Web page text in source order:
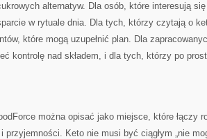
alternatyw. Dla osób, które interesują
w rytuale dnia. Dla tych, którzy czytają o
które mogą uzupełnić plan. Dla
kontrolę nad składem, i dla tych, którzy po
można opisać jako miejsce, które łączy
przyjemności. Keto nie musi być ciągłym „nie